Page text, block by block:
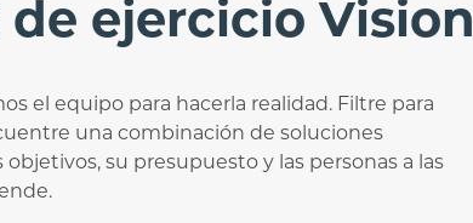
ejercicio Vision
el equipo para hacerla realidad. Filtre para
una combinación de soluciones
su presupuesto y las personas a las